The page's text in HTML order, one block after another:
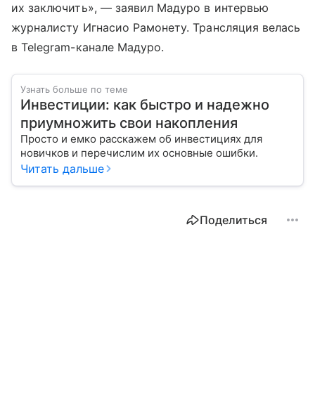
их заключить», — заявил Мадуро в интервью
журналисту Игнасио Рамонету. Трансляция велась
в Telegram-канале Мадуро.
Узнать больше по теме
Инвестиции: как быстро и надежно
приумножить свои накопления
Просто и емко расскажем об инвестициях для
новичков и перечислим их основные ошибки.
Читать дальше
Поделиться